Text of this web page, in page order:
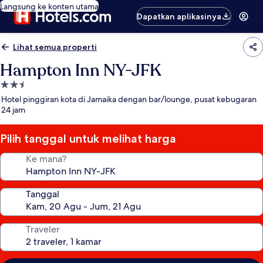
Langsung ke konten utama
Dapatkan aplikasinya
Lihat semua properti
Hampton Inn NY-JFK
Properti
bintang
2.5
Hotel pinggiran kota di Jamaika dengan bar/lounge, pusat kebugaran
24 jam
Pilih tanggal untuk melihat harga
Ke mana?
Tanggal
Traveler